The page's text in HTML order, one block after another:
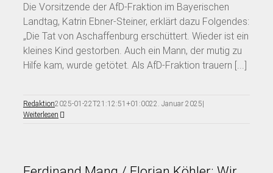
Die Vorsitzende der AfD-Fraktion im Bayerischen
Landtag, Katrin Ebner-Steiner, erklärt dazu Folgendes:
„Die Tat von Aschaffenburg erschüttert. Wieder ist ein
kleines Kind gestorben. Auch ein Mann, der mutig zu
Hilfe kam, wurde getötet. Als AfD-Fraktion trauern [...]
Redaktion2025-01-22T21:12:51+01:0022. Januar 2025|
Weiterlesen